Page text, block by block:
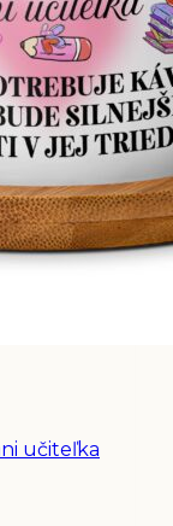
učiteľka